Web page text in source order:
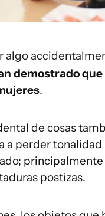
algo
demostrado
.
de cosas
a perder
postizas.